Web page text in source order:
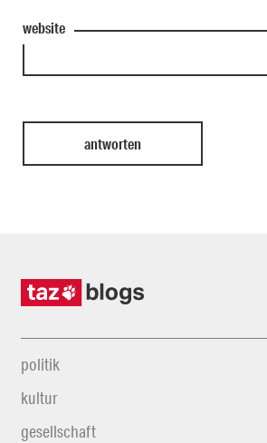
website
politik
kultur
gesellschaft